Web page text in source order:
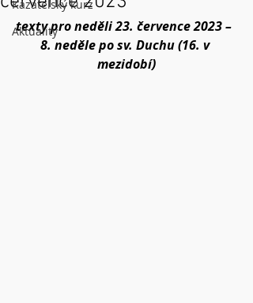
Kazatelský kurz
Aktuality
texty pro neděli 23. července 2023 –
8. neděle po sv. Duchu (16. v
mezidobí)